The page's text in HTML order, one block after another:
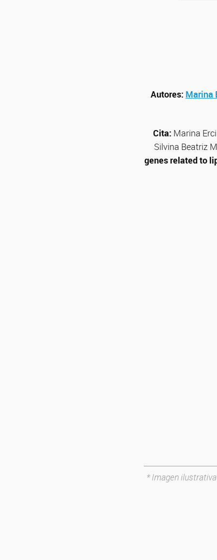
Autores: Marina
Cita: Marina
Silvina Beatriz
genes related to
* Imagen